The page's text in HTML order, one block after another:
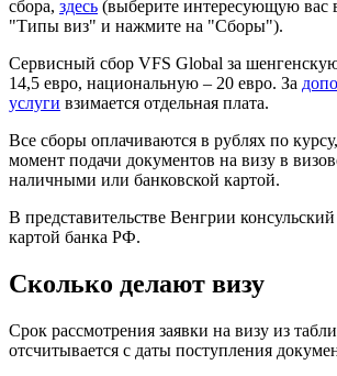
сбора, здесь (выберите интересующую вас
"Типы виз" и нажмите на "Сборы").
Сервисный сбор VFS Global за
14,5 евро, национальную – 20 евро. За
услуги взимается отдельная плата.
Все сборы оплачиваются в рублях по
момент подачи документов на визу в
наличными или банковской картой.
В представительстве Венгрии
картой банка РФ.
Сколько делают визу
Срок рассмотрения заявки на визу из
отсчитывается с даты поступления